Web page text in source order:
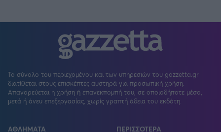
Το σύνολο του περιεχομένου και των υπηρεσιών του gazzetta.gr
διατίθεται στους επισκέπτες αυστηρά για προσωπική χρήση.
Απαγορεύεται η χρήση ή επανεκπομπή του, σε οποιοδήποτε μέσο,
μετά ή άνευ επεξεργασίας, χωρίς γραπτή άδεια του εκδότη.
ΑΘΛΗΜΑΤΑ ΠΕΡΙΣΣΟΤΕΡΑ